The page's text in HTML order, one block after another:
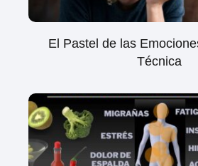
El Pastel de las
Técnica